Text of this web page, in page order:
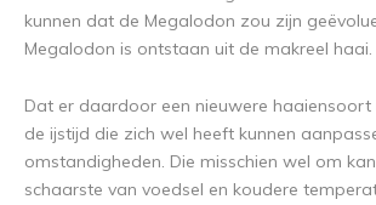
kunnen dat de Megalodon zou zijn
Megalodon is ontstaan uit de makreel haai.
Dat er daardoor een nieuwere
de ijstijd die zich wel heeft kunnen
omstandigheden. Die misschien wel om
schaarste van voedsel en koudere